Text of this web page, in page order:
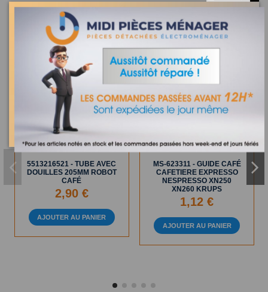
Les clients qui ont acheté ce produit ont également acheté :
En Stock
5513216521 - TUBE AVEC
DOUILLES 205MM ROBOT
CAFÉ
2,90 €
AJOUTER AU PANIER
Sur commande
MS-623311 - GUIDE CAFÉ
CAFETIERE EXPRESSO
NESPRESSO XN250
XN260 KRUPS
1,12 €
AJOUTER AU PANIER